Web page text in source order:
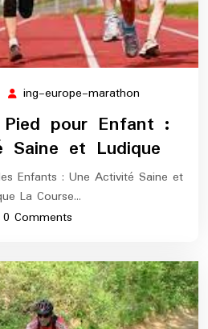
03
mai
2025
ing-europe-marathon
marathon
pour Enfant :
Saine et Ludique
Enfants : Une Activité Saine et
La Course…
0 Comments